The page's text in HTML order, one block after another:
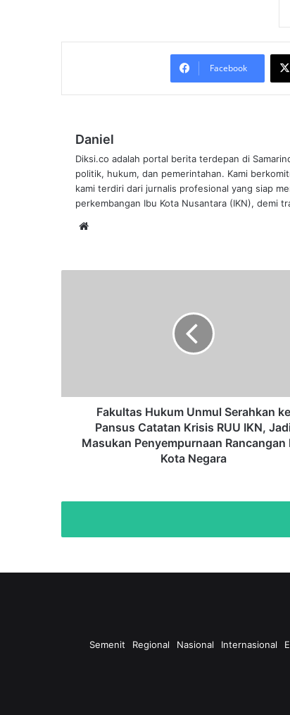
Facebook
Daniel
Diksi.co adalah portal berita terdepan di
politik, hukum, dan pemerintahan. Kami
kami terdiri dari jurnalis profesional yang siap
perkembangan Ibu Kota Nusantara (IKN), demi
RUU
Masukan
Fakultas Hukum Unmul Serahkan ke
Pansus Catatan Krisis RUU IKN, Jadi
Masukan Penyempurnaan Rancangan
Kota Negara
Semenit Regional Nasional Internasional